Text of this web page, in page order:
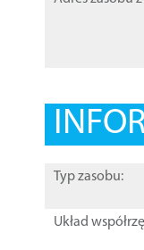
Typ zasobu:
Układ